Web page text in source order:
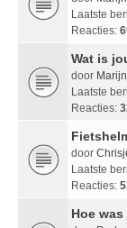
Laatste
Reacties:
Wat is
door
Laatste
Reacties:
door
Laatste
Reacties:
Hoe was